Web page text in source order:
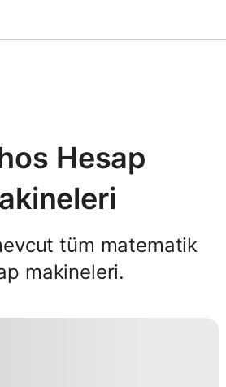
Hesap
tüm matematik
makineleri.